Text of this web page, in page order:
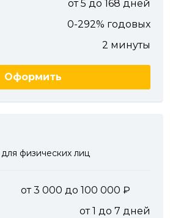
от 5 до 168 дней
0-292% годовых
2 минуты
Оформить
физических лиц
от 3 000 до 100 000
от 1 до 7 дней